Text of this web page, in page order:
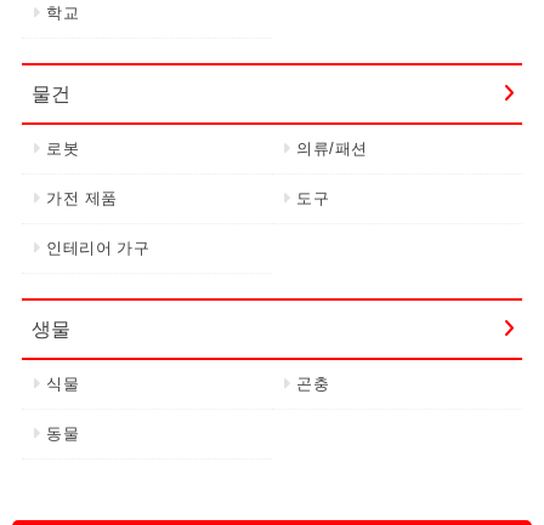
학교
물건
로봇 의류/패션
가전 제품 도구
인테리어 가구
생물
식물 곤충
동물